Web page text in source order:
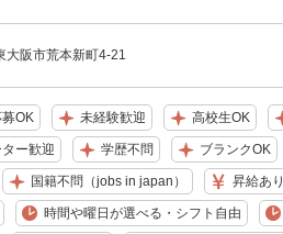
大阪市荒本新町4-21
OK 未経験歓迎 高校生OK
ー歓迎 学歴不問 ブランクOK
国籍不問（jobs in japan） 昇給あり
時間や曜日が選べる・シフト自由